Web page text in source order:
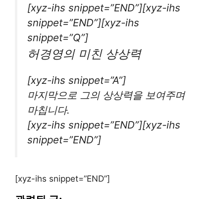
[xyz-ihs snippet=”END”][xyz-ihs
snippet=”END”][xyz-ihs
snippet=”Q”]
허경영의 미친 상상력
[xyz-ihs snippet=”A”]
마지막으로 그의 상상력을 보여주며
마칩니다.
[xyz-ihs snippet=”END”][xyz-ihs
snippet=”END”]
[xyz-ihs snippet=”END”]